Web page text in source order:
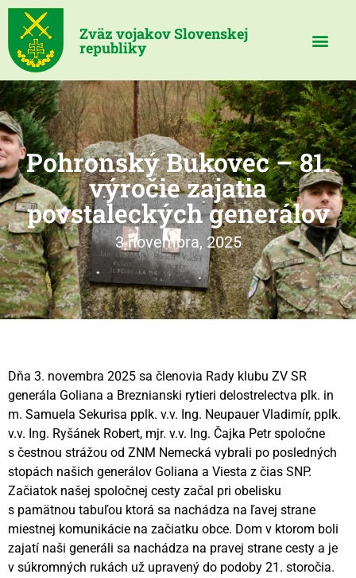
Zväz vojakov Slovenskej
republiky
Pohronský Bukovec – 81.
výročie zajatia
povstaleckých generálov
3 novembra, 2025
Dňa 3. novembra 2025 sa členovia Rady klubu ZV SR
generála Goliana a Breznianski rytieri delostrelectva plk. in
m. Samuela Sekurisa pplk. v.v. Ing. Neupauer Vladimír, pplk.
v.v. Ing. Ryšánek Robert, mjr. v.v. Ing. Čajka Petr spoločne
s čestnou strážou od ZNM Nemecká vybrali po posledných
stopách našich generálov Goliana a Viesta z čias SNP.
Začiatok našej spoločnej cesty začal pri obelisku
s pamätnou tabuľou ktorá sa nachádza na ľavej strane
miestnej komunikácie na začiatku obce. Dom v ktorom boli
zajatí naši generáli sa nachádza na pravej strane cesty a je
v súkromných rukách už upravený do podoby 21. storočia.